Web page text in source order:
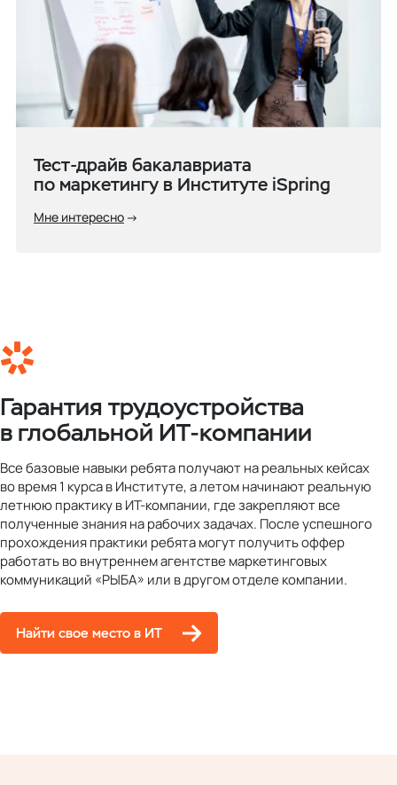
Тест-драйв бакалавриата
по маркетингу в Институте iSpring
Мне интересно
Гарантия трудоустройства
в глобальной ИТ-компании
Все базовые навыки ребята получают на реальных кейсах
во время 1 курса в Институте, а летом начинают реальную
летнюю практику в ИТ-компании, где закрепляют все
полученные знания на рабочих задачах. После успешного
прохождения практики ребята могут получить оффер
работать во внутреннем агентстве маркетинговых
коммуникаций «РЫБА» или в другом отделе компании.
Найти свое место в ИТ